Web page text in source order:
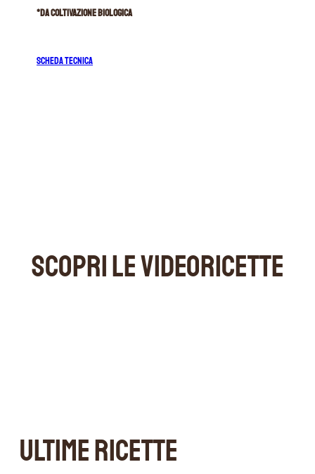
*da coltivazione biologica
SCHEDA TECNICA
SCOPRI LE VIDEORICETTE
ULTIME RICETTE